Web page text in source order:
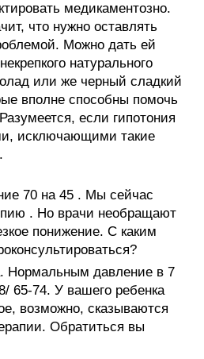
медикаментозно.
что нужно оставлять
Можно дать ей
натурального
или же черный сладкий
вполне способны помочь
если гипотония
исключающими такие
70 на 45 . Мы сейчас
. Но врачи необращают
понижение. С каким
Нормальным давление в 7
65-74. У вашего ребенка
возможно, сказываются
Обратиться вы